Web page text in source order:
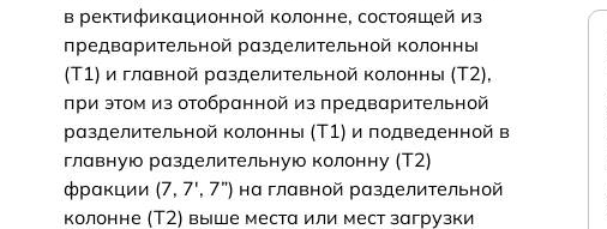
в ректификационной колонне, состоящей из
предварительной разделительной колонны
(Т1) и главной разделительной колонны (Т2),
при этом из отобранной из предварительной
разделительной колонны (Т1) и подведенной в
главную разделительную колонну (Т2)
фракции (7, 7', 7”) на главной разделительной
колонне (Т2) выше места или мест загрузки